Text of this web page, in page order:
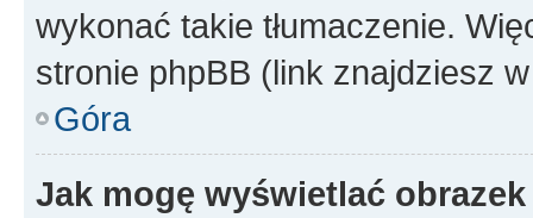
wykonać takie tłumaczenie.
stronie phpBB (link znajdziesz
Góra
Jak mogę wyświetlać